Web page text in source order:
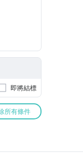
即將結標
所有條件